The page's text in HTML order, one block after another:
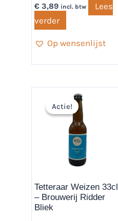
€ 3,89 incl. btw
Lees
verder
Op wensenlijst
Actie!
Actie!
Tetteraar Weizen 33cl
– Brouwerij Ridder
Bliek
prijs
was:
€ 3,69.
is:
€ 2,69.